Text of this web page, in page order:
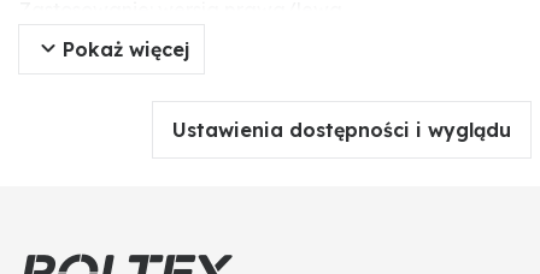
Oznaczenie kolorystyczne: kolor pomarańczowy
Szerokość robocza (m): 30 - 42
Pokaż więcej
Ustawienia dostępności i wyglądu